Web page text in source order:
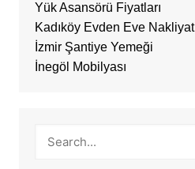
Yük Asansörü Fiyatları
Kadıköy Evden Eve Nakliyat
İzmir Şantiye Yemeği
İnegöl Mobilyası